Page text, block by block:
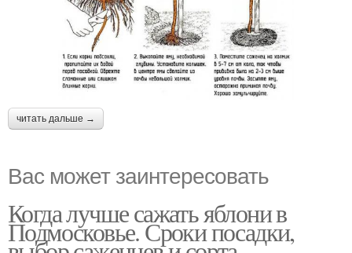
читать дальше →
Вас может заинтересовать
Когда лучше сажать яблони в
Подмосковье. Сроки посадки,